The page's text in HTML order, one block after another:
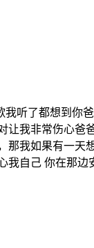
听了都想到你
我非常伤心爸
我如果有一天
自己 你在那